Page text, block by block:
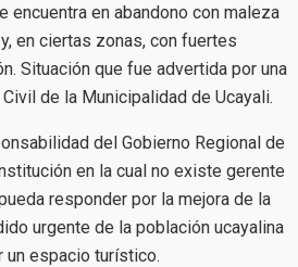
encuentra en abandono con maleza
en ciertas zonas, con fuertes
Situación que fue advertida por una
de la Municipalidad de Ucayali.
del Gobierno Regional de
en la cual no existe gerente
responder por la mejora de la
urgente de la población ucayalina
un espacio turístico.